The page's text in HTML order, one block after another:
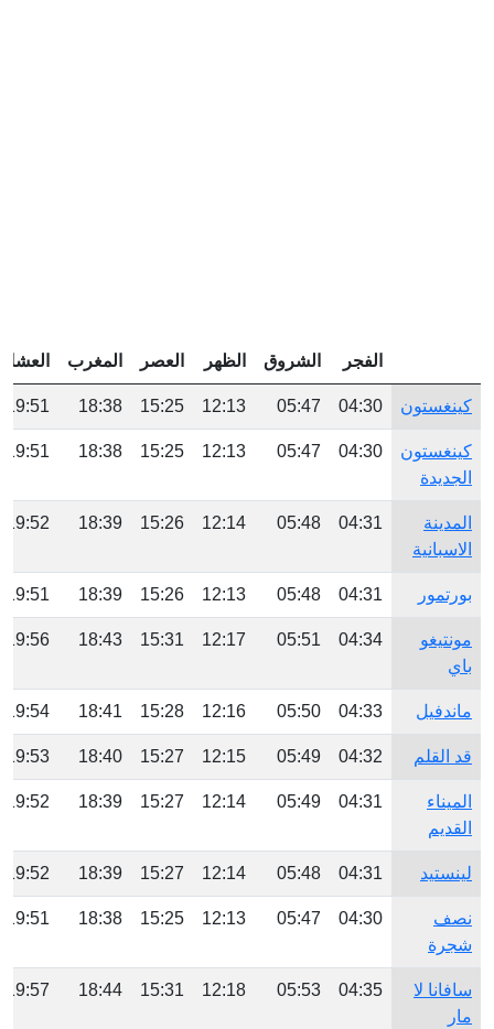
الفجر الشروق الظهر العصر المغرب العشاء
كينغستون 04:30
05:47
12:13
15:25
18:38
19:51
كينغستون
الجديدة
04:30
05:47
12:13
15:25
18:38
19:51
المدينة
الاسبانية
04:31
05:48
12:14
15:26
18:39
19:52
بورتمور 04:31
05:48
12:13
15:26
18:39
19:51
مونتيغو
باي
04:34
05:51
12:17
15:31
18:43
19:56
ماندفيل 04:33
05:50
12:16
15:28
18:41
19:54
قد القلم 04:32
05:49
12:15
15:27
18:40
19:53
الميناء
القديم
04:31
05:49
12:14
15:27
18:39
19:52
لينستيد 04:31
05:48
12:14
15:27
18:39
19:52
نصف
شجرة
04:30
05:47
12:13
15:25
18:38
19:51
سافانا لا
مار
04:35
05:53
12:18
15:31
18:44
19:57